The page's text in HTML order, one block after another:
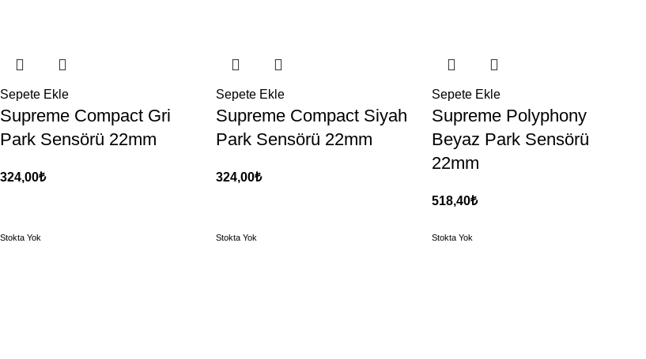
Sepete Ekle
Supreme Compact Gri
Park Sensörü 22mm
324,00₺
Sepete Ekle
Supreme Compact Siyah
Park Sensörü 22mm
324,00₺
Sepete Ekle
Supreme Polyphony
Beyaz Park Sensörü
22mm
518,40₺
Stokta Yok Stokta Yok Stokta Yok